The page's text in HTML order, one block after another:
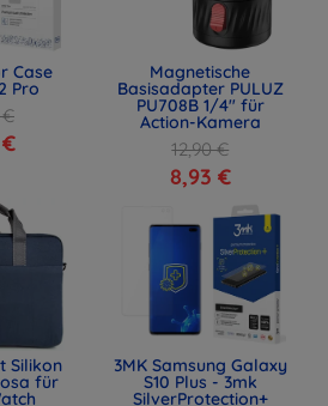
Case
Pro
€
Silikon
für
Magnetische
Basisadapter PULUZ
PU708B 1/4" für
Action-Kamera
12,90 €
8,93 €
3MK Samsung Galaxy
S10 Plus - 3mk
SilverProtection+